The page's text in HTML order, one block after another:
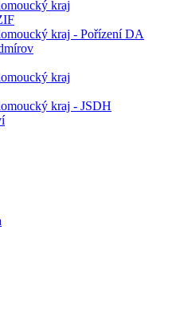
kraj
kraj - Pořízení DA
kraj
kraj - JSDH